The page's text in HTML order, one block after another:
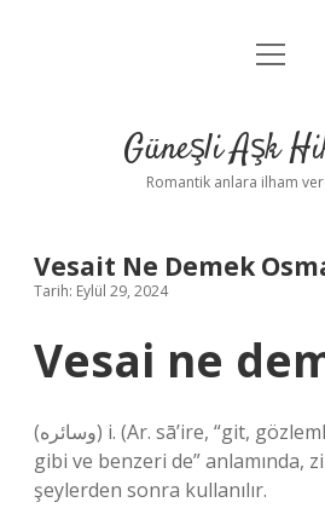
Anasayfa
Yasal Uyarı
menüyü
Güneşli Aşk
Romantik anlara ilham
Vesait Ne Demek
Tarih: Eylül 29, 2024
Vesai ne
(ﻭﺳﺎﺋﺮﻩ) i. (Ar. sā’ire, “git, gözlemle” ve sā’ire) “Bunun
gibi ve benzeri de” anlamında,
şeylerden sonra kullanılır.